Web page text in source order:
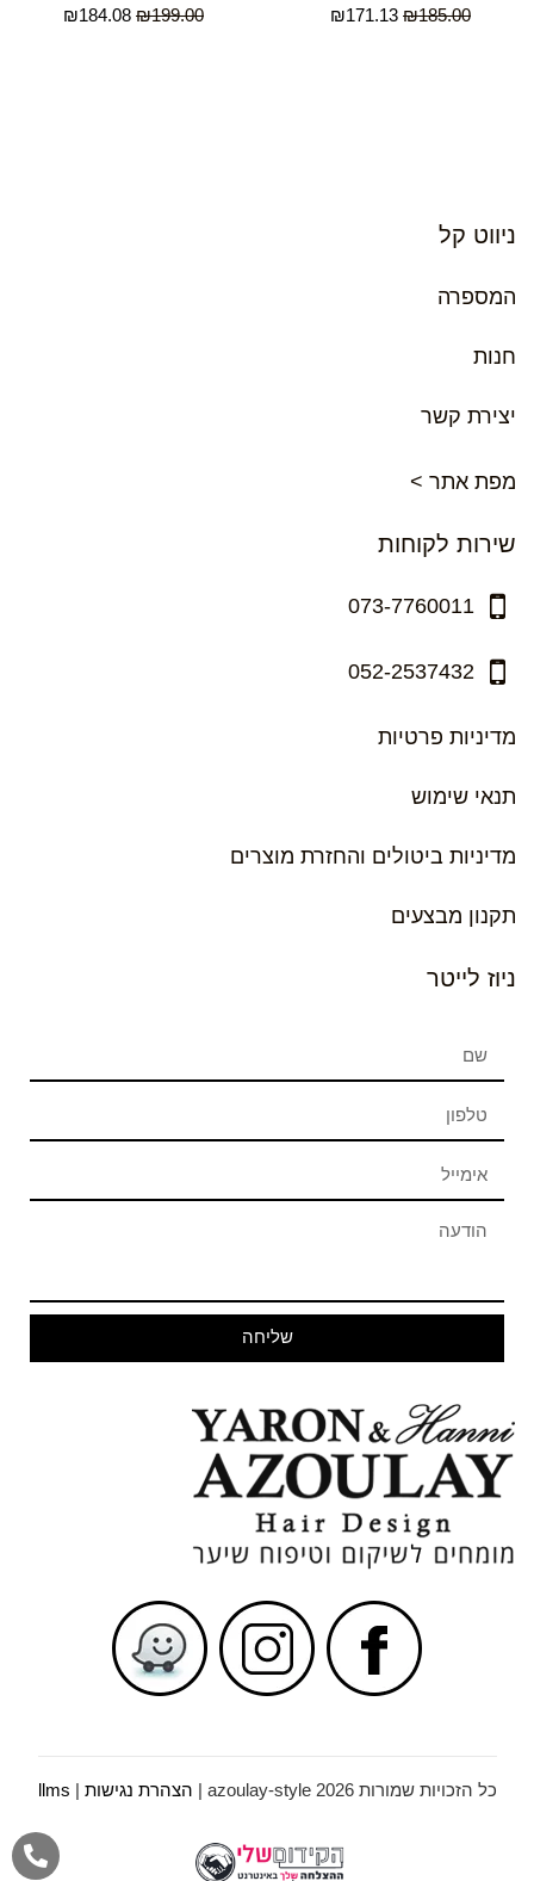
₪185.00
₪171.13
₪199.00
₪184.08
ניווט קל
המספרה
חנות
יצירת קשר
מפת אתר >
שירות לקוחות
073-7760011
052-2537432
מדיניות פרטיות
תנאי שימוש
מדיניות ביטולים והחזרת מוצרים
תקנון מבצעים
ניוז לייטר
שליחה
כל הזכויות שמורות azoulay-style 2026 | הצהרת נגישות |
llms